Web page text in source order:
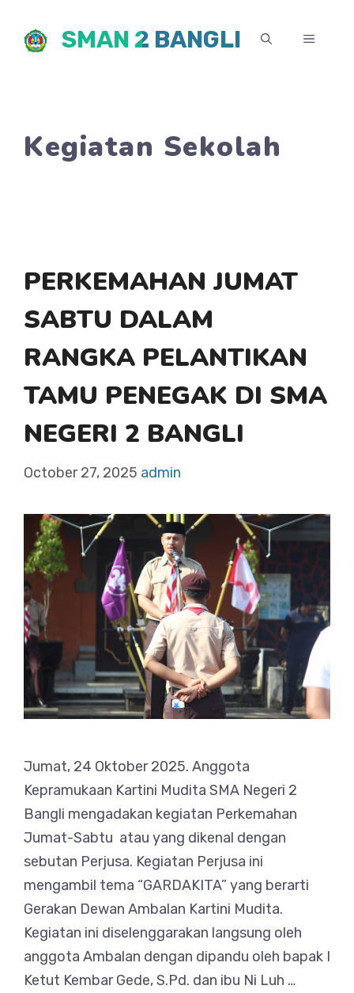
SMAN 2 BANGLI MENU
Kegiatan Sekolah
PERKEMAHAN JUMAT
SABTU DALAM
RANGKA PELANTIKAN
TAMU PENEGAK DI SMA
NEGERI 2 BANGLI
October 27, 2025 admin
Jumat, 24 Oktober 2025. Anggota
Kepramukaan Kartini Mudita SMA Negeri 2
Bangli mengadakan kegiatan Perkemahan
Jumat-Sabtu atau yang dikenal dengan
sebutan Perjusa. Kegiatan Perjusa ini
mengambil tema “GARDAKITA” yang berarti
Gerakan Dewan Ambalan Kartini Mudita.
Kegiatan ini diselenggarakan langsung oleh
anggota Ambalan dengan dipandu oleh bapak I
Ketut Kembar Gede, S.Pd. dan ibu Ni Luh …